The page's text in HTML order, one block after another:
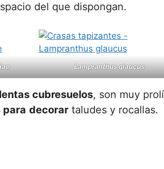
del que dispongan.
Lampranthus glaucus
cubresuelos, son muy
decorar taludes y rocallas.